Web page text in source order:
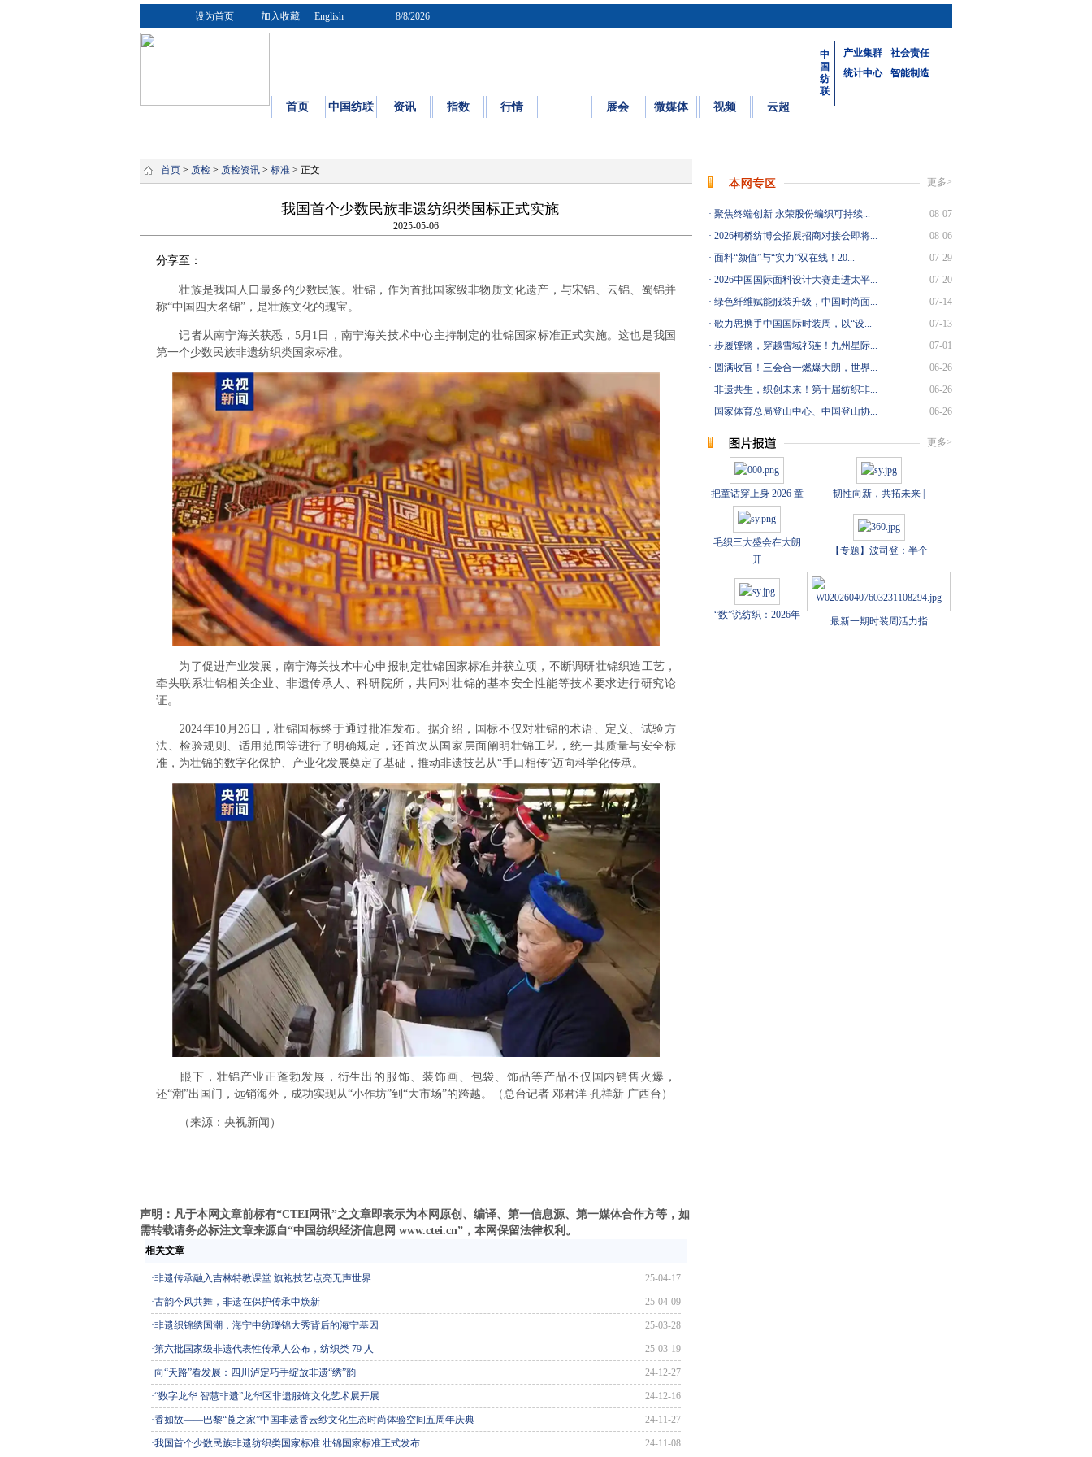
设为首页 加入收藏 English 8/8/2026
首页 中国纺联 资讯 指数 行情 展会 微媒体 视频 云超
中
国
纺
联
产业集群
社会责任
统计中心
智能制造
首页 > 质检 > 质检资讯 > 标准 > 正文
我国首个少数民族非遗纺织类国标正式实施
2025-05-06
分享至：
壮族是我国人口最多的少数民族。壮锦，作为首批国家级非物质文化遗产，与宋锦、云锦、蜀锦并
称“中国四大名锦”，是壮族文化的瑰宝。
记者从南宁海关获悉，5月1日，南宁海关技术中心主持制定的壮锦国家标准正式实施。这也是我国
第一个少数民族非遗纺织类国家标准。
为了促进产业发展，南宁海关技术中心申报制定壮锦国家标准并获立项，不断调研壮锦织造工艺，
牵头联系壮锦相关企业、非遗传承人、科研院所，共同对壮锦的基本安全性能等技术要求进行研究论
证。
2024年10月26日，壮锦国标终于通过批准发布。据介绍，国标不仅对壮锦的术语、定义、试验方
法、检验规则、适用范围等进行了明确规定，还首次从国家层面阐明壮锦工艺，统一其质量与安全标
准，为壮锦的数字化保护、产业化发展奠定了基础，推动非遗技艺从“手口相传”迈向科学化传承。
眼下，壮锦产业正蓬勃发展，衍生出的服饰、装饰画、包袋、饰品等产品不仅国内销售火爆，
还“潮”出国门，远销海外，成功实现从“小作坊”到“大市场”的跨越。（总台记者 邓君洋 孔祥新 广西台）
（来源：央视新闻）
声明：凡于本网文章前标有“CTEI网讯”之文章即表示为本网原创、编译、第一信息源、第一媒体合作方等，如
需转载请务必标注文章来源自“中国纺织经济信息网 www.ctei.cn”，本网保留法律权利。
相关文章
25-04-17
·非遗传承融入吉林特教课堂 旗袍技艺点亮无声世界
25-04-09
·古韵今风共舞，非遗在保护传承中焕新
25-03-28
·非遗织锦绣国潮，海宁中纺瓅锦大秀背后的海宁基因
25-03-19
·第六批国家级非遗代表性传承人公布，纺织类 79 人
24-12-27
·向“天路”看发展：四川泸定巧手绽放非遗“绣”韵
24-12-16
·“数字龙华 智慧非遗”龙华区非遗服饰文化艺术展开展
24-11-27
·香如故——巴黎“莨之家”中国非遗香云纱文化生态时尚体验空间五周年庆典
24-11-08
·我国首个少数民族非遗纺织类国家标准 壮锦国家标准正式发布
更多>
08-07
· 聚焦终端创新 永荣股份编织可持续...
08-06
· 2026柯桥纺博会招展招商对接会即将...
07-29
· 面料“颜值”与“实力”双在线！20...
07-20
· 2026中国国际面料设计大赛走进太平...
07-14
· 绿色纤维赋能服装升级，中国时尚面...
07-13
· 歌力思携手中国国际时装周，以“设...
07-01
· 步履铿锵，穿越雪域祁连！九州星际...
06-26
· 圆满收官！三会合一燃爆大朗，世界...
06-26
· 非遗共生，织创未来！第十届纺织非...
06-26
· 国家体育总局登山中心、中国登山协...
更多>
把童话穿上身 2026 童 韧性向新，共拓未来 |
毛织三大盛会在大朗
开
【专题】波司登：半个
“数”说纺织：2026年
最新一期时装周活力指